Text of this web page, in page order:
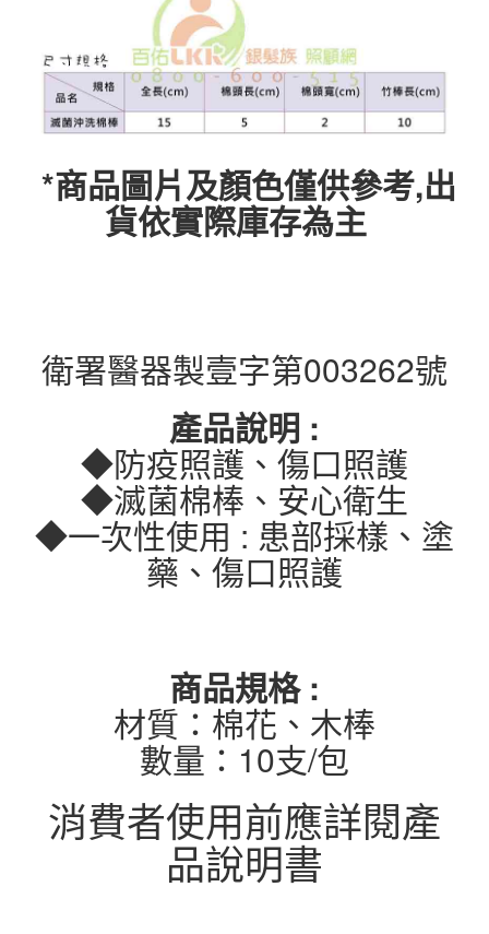
*商品圖片及顏色僅供參考,出
貨依實際庫存為主
衛署醫器製壹字第003262號
產品說明 :
◆防疫照護、傷口照護
◆滅菌棉棒、安心衛生
◆一次性使用 : 患部採樣、塗
藥、傷口照護
商品規格 :
材質：棉花、木棒
數量：10支/包
消費者使用前應詳閱產
品說明書